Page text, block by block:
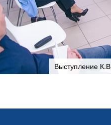
Выступление